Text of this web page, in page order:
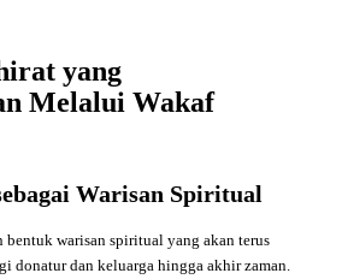
yang
Melalui Wakaf
Warisan Spiritual
bentuk warisan spiritual yang akan terus
donatur dan keluarga hingga akhir zaman.